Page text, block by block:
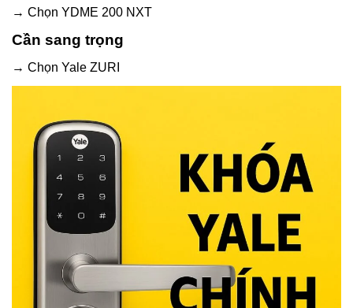
→ Chọn YDME 200 NXT
Cần sang trọng
→ Chọn Yale ZURI